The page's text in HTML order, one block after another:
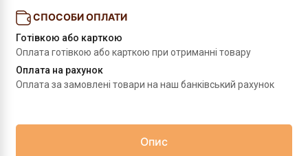
СПОСОБИ ОПЛАТИ
Готівкою або карткою
Оплата готівкою або карткою при отриманні товару
Оплата на рахунок
Оплата за замовлені товари на наш банківський рахунок
Опис